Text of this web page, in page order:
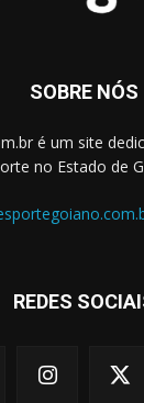
SOBRE NÓS
é um site
no Estado de
REDES